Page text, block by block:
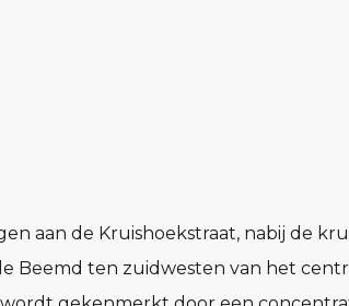
aan de Kruishoekstraat, nabij de
Beemd ten zuidwesten van het